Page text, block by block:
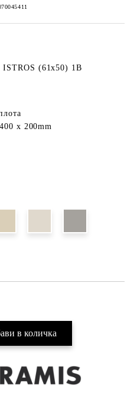
(61x50) 1B
x 200mm